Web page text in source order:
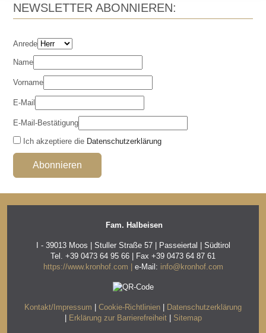
NEWSLETTER ABONNIEREN:
Anrede
Name
Vorname
E-Mail
E-Mail-Bestätigung
Ich akzeptiere die Datenschutzerklärung
Fam. Halbeisen
I - 39013 Moos | Stuller Straße 57 | Passeiertal | Südtirol
Tel. +39 0473 64 95 66 | Fax +39 0473 64 87 61
https://www.kronhof.com | e-Mail: info@kronhof.com
Kontakt/Impressum Cookie-Richtlinien
Datenschutzerklärung
Erklärung zur Barrierefreiheit| Sitemap